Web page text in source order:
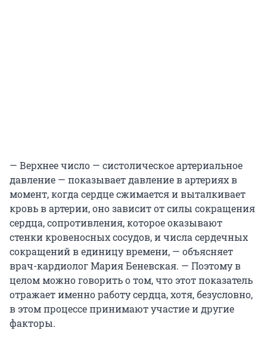
— Верхнее число — систолическое артериальное
давление — показывает давление в артериях в
момент, когда сердце сжимается и выталкивает
кровь в артерии, оно зависит от силы сокращения
сердца, сопротивления, которое оказывают
стенки кровеносных сосудов, и числа сердечных
сокращений в единицу времени, — объясняет
врач-кардиолог Мария Беневская. — Поэтому в
целом можно говорить о том, что этот показатель
отражает именно работу сердца, хотя, безусловно,
в этом процессе принимают участие и другие
факторы.